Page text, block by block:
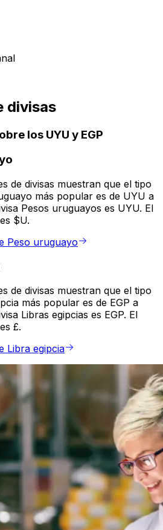
divisas
los UYU y EGP
de divisas muestran que el tipo
más popular es de UYU a
Pesos uruguayos es UYU. El
$U.
Peso uruguayo
de divisas muestran que el tipo
más popular es de EGP a
Libras egipcias es EGP. El
£.
Libra egipcia